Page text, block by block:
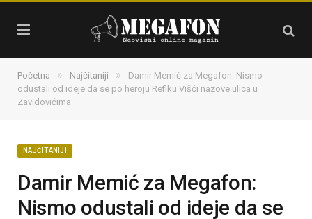
Početna » Najčitaniji »
Damir Memić za Megafon: Nismo
odustali od ideje da se po heroju Refiku Višći nazove ulica u
Zavidovićima
NAJČITANIJI
Damir Memić za Megafon:
Nismo odustali od ideje da se